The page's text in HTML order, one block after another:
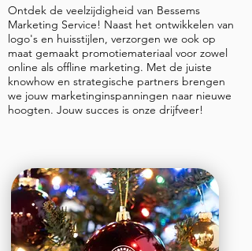
Ontdek de veelzijdigheid van Bessems
Marketing Service! Naast het ontwikkelen van
logo's en huisstijlen, verzorgen we ook op
maat gemaakt promotiemateriaal voor zowel
online als offline marketing. Met de juiste
knowhow en strategische partners brengen
we jouw marketinginspanningen naar nieuwe
hoogten. Jouw succes is onze drijfveer!